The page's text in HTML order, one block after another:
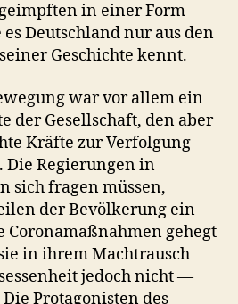
in einer Form
Deutschland nur aus den
Geschichte kennt.
war vor allem ein
der Gesellschaft, den aber
Kräfte zur Verfolgung
Regierungen in
sich fragen müssen,
der Bevölkerung ein
Coronamaßnahmen gehegt
in ihrem Machtrausch
jedoch nicht —
Protagonisten des